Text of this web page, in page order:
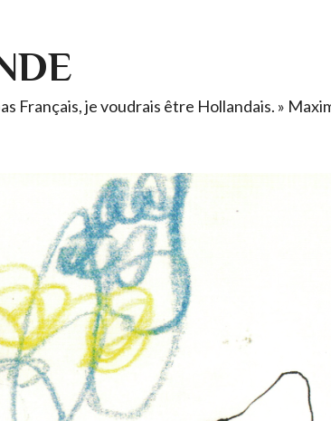
Français, je voudrais être Hollandais. »